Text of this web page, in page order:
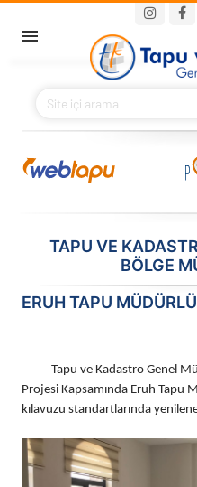
Main navigation
BAKANIMIZ
KURUMSAL
İLETIŞIM
TAPU VE
BÖLGE
ERUH TAPU
Tapu ve Kadastro Genel
Projesi Kapsamında Eruh
kılavuzu standartlarında